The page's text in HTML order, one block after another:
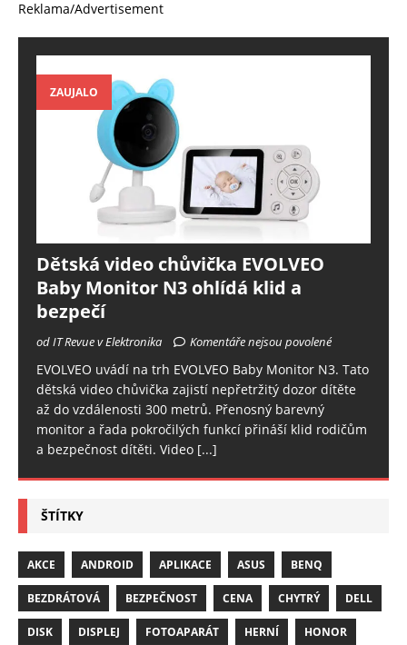
Reklama/Advertisement
ZAUJALO
Dětská video chůvička EVOLVEO
Baby Monitor N3 ohlídá klid a
bezpečí
od IT Revue v Elektronika Komentáře nejsou povolené
EVOLVEO uvádí na trh EVOLVEO Baby Monitor N3. Tato
dětská video chůvička zajistí nepřetržitý dozor dítěte
až do vzdálenosti 300 metrů. Přenosný barevný
monitor a řada pokročilých funkcí přináší klid rodičům
a bezpečnost dítěti. Video [...]
ŠTÍTKY
AKCE ANDROID APLIKACE ASUS BENQ
BEZDRÁTOVÁ BEZPEČNOST CENA CHYTRÝ DELL
DISK DISPLEJ FOTOAPARÁT HERNÍ HONOR